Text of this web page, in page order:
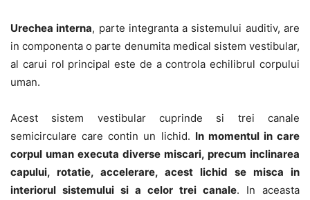
Urechea interna, parte integranta a sistemului auditiv, are
in componenta o parte denumita medical sistem vestibular,
al carui rol principal este de a controla echilibrul corpului
uman.
Acest sistem vestibular cuprinde si trei canale
semicirculare care contin un lichid. In momentul in care
corpul uman executa diverse miscari, precum inclinarea
capului, rotatie, accelerare, acest lichid se misca in
interiorul sistemului si a celor trei canale. In aceasta